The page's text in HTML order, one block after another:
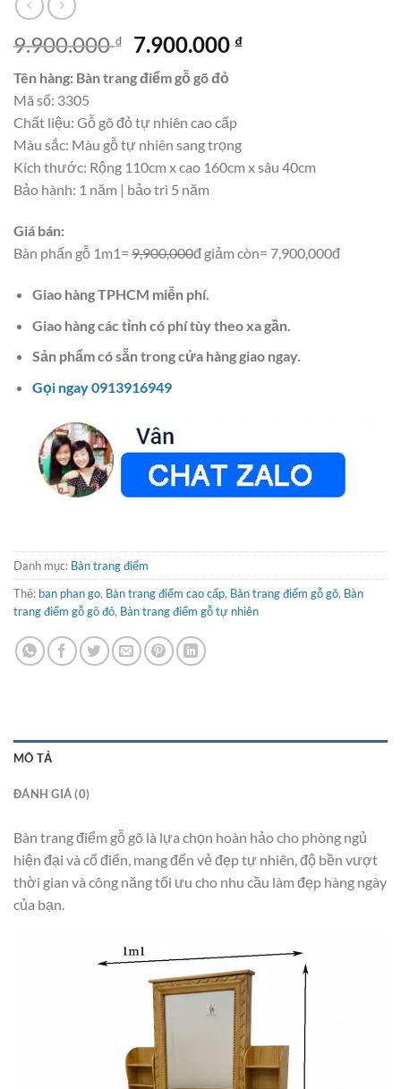
9.900.000₫
Giá
gốc
là:
7.900.000 ₫Giá
Tên hàng: Bàn trang điểm gỗ gõ đỏ
Mã số: 3305
Chất liệu: Gỗ gõ đỏ tự nhiên cao cấp
Màu sắc: Màu gỗ tự nhiên sang trọng
Kích thước: Rộng 110cm x cao 160cm x sâu 40cm
Bảo hành: 1 năm | bảo trì 5 năm
Giá bán:
Bàn phấn gỗ 1m1= 9,900,000đ giảm còn= 7,900,000đ
Giao hàng TPHCM miễn phí.
Giao hàng các tỉnh có phí tùy theo xa gần.
Sản phẩm có sẵn trong cửa hàng giao ngay.
Gọi ngay 0913916949
Danh mục: Bàn trang điểm
Thẻ: ban phan go, Bàn trang điểm cao cấp, Bàn trang điểm gỗ gõ, Bàn
trang điểm gỗ gõ đỏ, Bàn trang điểm gỗ tự nhiên
MÔ TẢ
ĐÁNH GIÁ (0)
Bàn trang điểm gỗ gõ là lựa chọn hoàn hảo cho phòng ngủ
hiện đại và cổ điển, mang đến vẻ đẹp tự nhiên, độ bền vượt
thời gian và công năng tối ưu cho nhu cầu làm đẹp hàng ngày
của bạn.